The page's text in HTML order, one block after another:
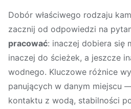
Dobór właściwego rodzaju
zacznij od odpowiedzi na
pracować: inaczej dobiera się
inaczej do ścieżek, a jeszcze
wodnego. Kluczowe różnice
panujących w danym miejscu
kontaktu z wodą, stabilności